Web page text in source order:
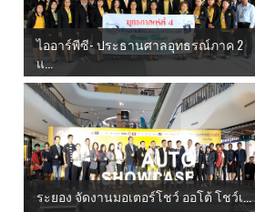
ไออาร์พีซี- ประธานศาลอุทธรณ์ภาค 2
แ...
ระยอง จัดงานมอเตอร์โชว์ ออโต้ โชว์เ...